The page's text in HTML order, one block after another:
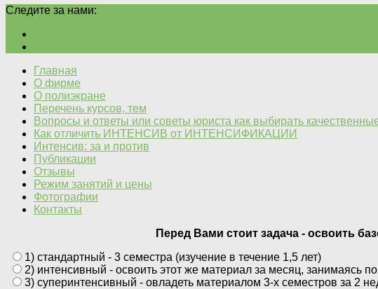
Следите за нами:
Главная
О фирме
О полиэкране
Перечень курсов, тем
Вопросы и ответы или советы юриста как выбирать
Как отличить ИНТЕНСИВ от ИНТЕНСИФИКАЦИИ
Интенсив: за и против
Публикации
Отзывы
Режим занятий и цены
Фотографии
Контакты
Перед Вами стоит задача - освоить
1) стандартный - 3 семестра (изучение в течение 1,5 лет)
2) интенсивный - освоить этот же материал за месяц, занимаясь
3) суперинтенсивный - овладеть материалом 3-х семестров за 2